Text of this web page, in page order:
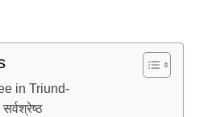
in Triund-